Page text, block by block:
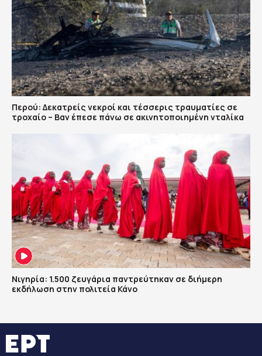
Περού: Δεκατρείς νεκροί και τέσσερις τραυματίες σε
τροχαίο – Βαν έπεσε πάνω σε ακινητοποιημένη νταλίκα
Νιγηρία: 1.500 ζευγάρια παντρεύτηκαν σε διήμερη
εκδήλωση στην πολιτεία Κάνο